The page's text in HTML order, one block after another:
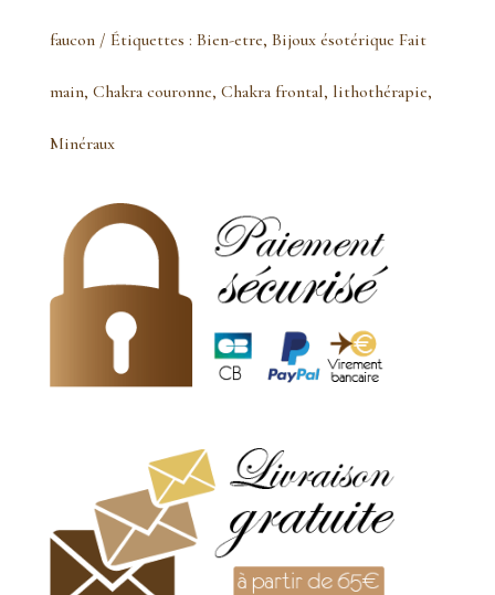
Pendentif
de
faucon Étiquettes : Bien-etre, Bijoux ésotérique Fait
main, Chakra couronne, Chakra frontal, lithothérapie,
Minéraux